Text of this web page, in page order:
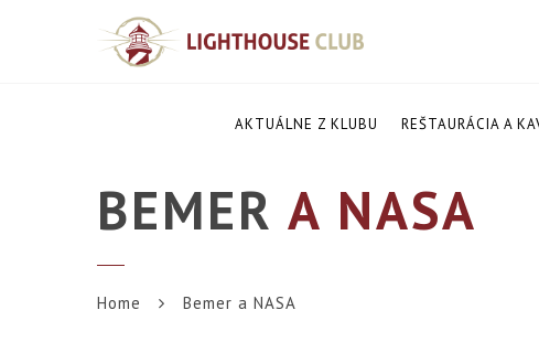
AKTUÁLNE Z KLUBU REŠTAURÁCIA A
BEMER A NASA
Home Bemer a NASA